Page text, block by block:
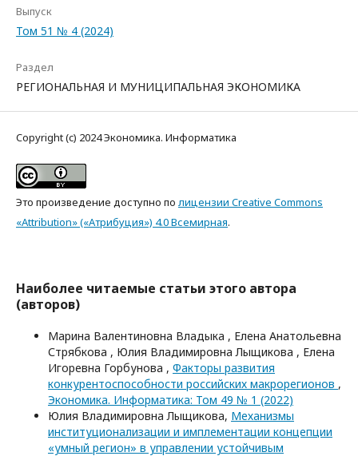
Выпуск
Том 51 № 4 (2024)
Раздел
РЕГИОНАЛЬНАЯ И МУНИЦИПАЛЬНАЯ ЭКОНОМИКА
Copyright (c) 2024 Экономика. Информатика
Это произведение доступно по лицензии Creative Commons
«Attribution» («Атрибуция») 4.0 Всемирная.
Наиболее читаемые статьи этого автора
(авторов)
Марина Валентиновна Владыка , Елена Анатольевна
Стрябкова , Юлия Владимировна Лыщикова , Елена
Игоревна Горбунова , Факторы развития
конкурентоспособности российских макрорегионов ,
Экономика. Информатика: Том 49 № 1 (2022)
Юлия Владимировна Лыщикова, Механизмы
институционализации и имплементации концепции
«умный регион» в управлении устойчивым